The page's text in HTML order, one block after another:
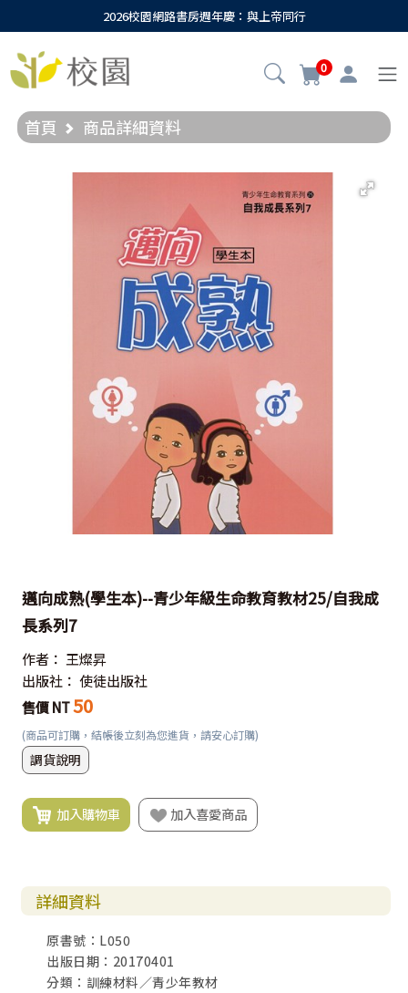
2026校園網路書房週年慶：與上帝同行
0
首頁 商品詳細資料
邁向成熟(學生本)--青少年級生命教育教材25/自我成
長系列7
作者： 王燦昇
出版社： 使徒出版社
售價 NT50
(商品可訂購，結帳後立刻為您進貨，請安心訂購)
調貨說明
加入購物車 加入喜愛商品
詳細資料
原書號：L050
出版日期：20170401
分類：訓練材料／青少年教材